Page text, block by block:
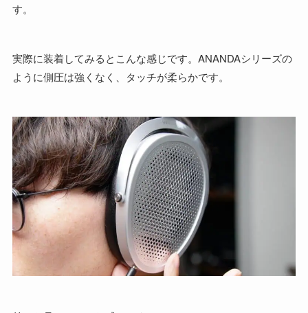
す。
実際に装着してみるとこんな感じです。ANANDAシリーズの
ように側圧は強くなく、タッチが柔らかです。